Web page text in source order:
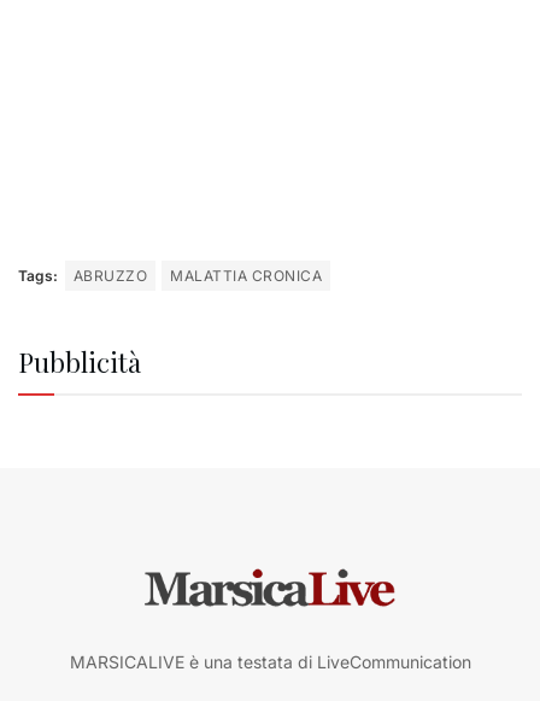
Tags: ABRUZZO MALATTIA CRONICA
Pubblicità
MARSICALIVE è una testata di LiveCommunication